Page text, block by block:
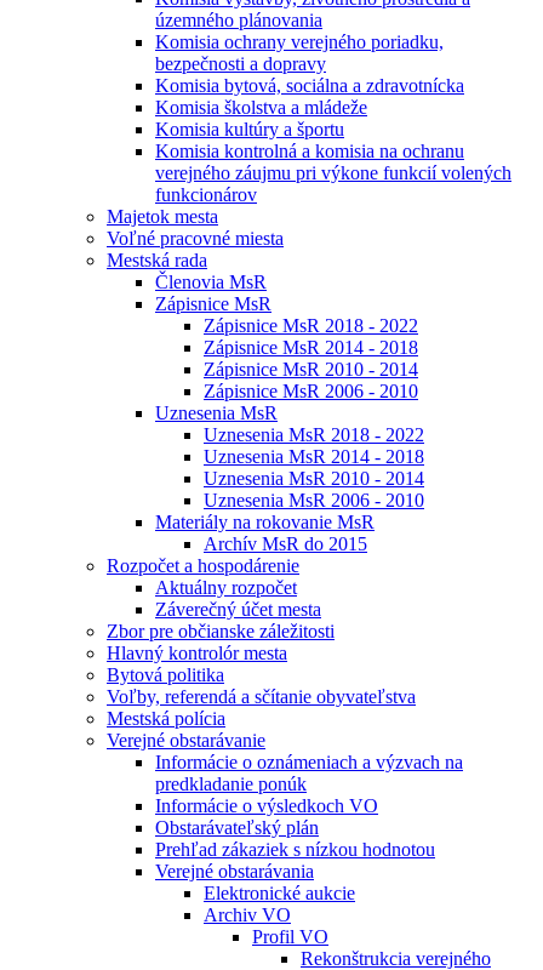
územného plánovania
Komisia ochrany verejného poriadku,
bezpečnosti a dopravy
Komisia bytová, sociálna a zdravotnícka
Komisia školstva a mládeže
Komisia kultúry a športu
Komisia kontrolná a komisia na ochranu
verejného záujmu pri výkone funkcií volených
funkcionárov
Majetok mesta
Voľné pracovné miesta
Mestská rada
Členovia MsR
Zápisnice MsR
Zápisnice MsR 2018 - 2022
Zápisnice MsR 2014 - 2018
Zápisnice MsR 2010 - 2014
Zápisnice MsR 2006 - 2010
Uznesenia MsR
Uznesenia MsR 2018 - 2022
Uznesenia MsR 2014 - 2018
Uznesenia MsR 2010 - 2014
Uznesenia MsR 2006 - 2010
Materiály na rokovanie MsR
Archív MsR do 2015
Rozpočet a hospodárenie
Aktuálny rozpočet
Záverečný účet mesta
Zbor pre občianske záležitosti
Hlavný kontrolór mesta
Bytová politika
Voľby, referendá a sčítanie obyvateľstva
Mestská polícia
Verejné obstarávanie
Informácie o oznámeniach a výzvach na
predkladanie ponúk
Informácie o výsledkoch VO
Obstarávateľský plán
Prehľad zákaziek s nízkou hodnotou
Verejné obstarávania
Elektronické aukcie
Archiv VO
Profil VO
Rekonštrukcia verejného